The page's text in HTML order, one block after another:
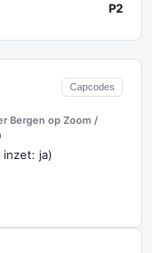
Capcodes
Bergen op Zoom /
inzet: ja)
P2